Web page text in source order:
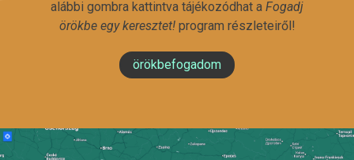
alábbi gombra kattintva tájékozódhat a Fogadj
örökbe egy keresztet!program részleteiről!
örökbefogadom